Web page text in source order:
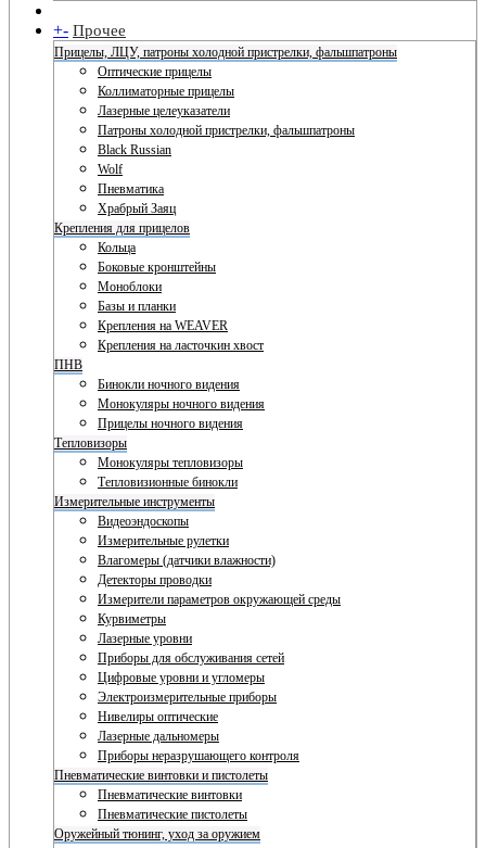
+- Прочее
Прицелы, ЛЦУ, патроны холодной пристрелки, фальшпатроны
Оптические прицелы
Коллиматорные прицелы
Лазерные целеуказатели
Патроны холодной пристрелки, фальшпатроны
Black Russian
Wolf
Пневматика
Храбрый Заяц
Крепления для прицелов
Кольца
Боковые кронштейны
Моноблоки
Базы и планки
Крепления на WEAVER
Крепления на ласточкин хвост
ПНВ
Бинокли ночного видения
Монокуляры ночного видения
Прицелы ночного видения
Тепловизоры
Монокуляры тепловизоры
Тепловизионные бинокли
Измерительные инструменты
Видеоэндоскопы
Измерительные рулетки
Влагомеры (датчики влажности)
Детекторы проводки
Измерители параметров окружающей среды
Курвиметры
Лазерные уровни
Приборы для обслуживания сетей
Цифровые уровни и угломеры
Электроизмерительные приборы
Нивелиры оптические
Лазерные дальномеры
Приборы неразрушающего контроля
Пневматические винтовки и пистолеты
Пневматические винтовки
Пневматические пистолеты
Оружейный тюнинг, уход за оружием